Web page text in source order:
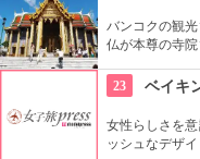
バンコクの観
仏が本尊の寺
料が高いこと
を運んで欲しい
23 ベイキ
女性らしさを
ッシュなデザ